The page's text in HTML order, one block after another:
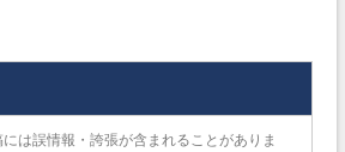
には誤情報・誇張が含まれることがありま